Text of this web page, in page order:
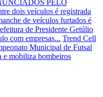
PELO
dois veículos é registrada
de veículos furtados é
de Presidente Getúlio
com empresas... Trend Cell
Municipal de Futsal
e mobiliza bombeiros